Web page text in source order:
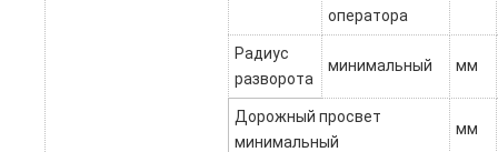
оператора
Радиус
разворота
минимальный мм
Дорожный просвет
минимальный
мм